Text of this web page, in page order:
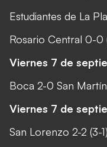
Estudiantes de La
Rosario Central 0-0
Viernes 7 de
Boca 2-0 San
Viernes 7 de
San Lorenzo 2-2 (3-